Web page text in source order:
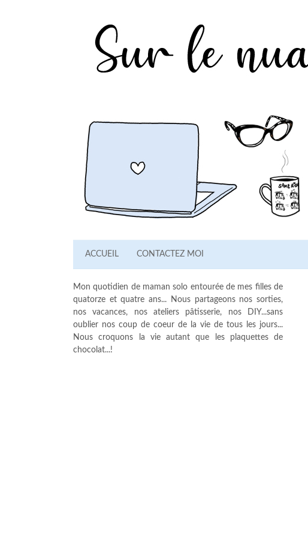
ACCUEIL CONTACTEZ MOI
Mon quotidien de maman solo entourée de mes filles de
quatorze et quatre ans... Nous partageons nos sorties,
nos vacances, nos ateliers pâtisserie, nos DIY...sans
oublier nos coup de coeur de la vie de tous les jours...
Nous croquons la vie autant que les plaquettes de
chocolat...!